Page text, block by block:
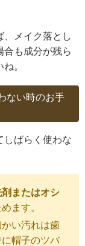
、メイク落とし
合も成分が残ら
。
ない時のお手
しばらく使わな
剤またはオシ
ます。
い汚れは歯
帽子のツバ